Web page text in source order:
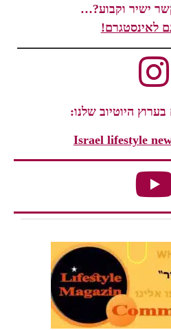
ישיר וקבוע?…
היוטיוב שלנו:
Israel lifestyle